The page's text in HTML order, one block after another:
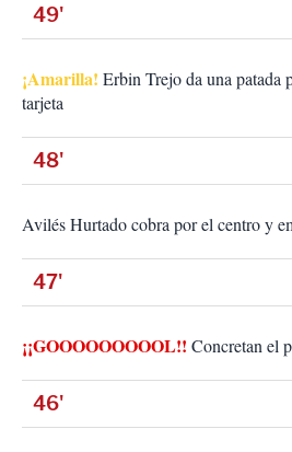
49'
¡Amarilla! Erbin Trejo da una patada
tarjeta
48'
Avilés Hurtado cobra por el centro y
47'
¡¡GOOOOOOOOOL!! Concretan el
46'